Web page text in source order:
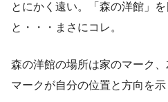
とにかく遠い。「森の洋館」
と・・・まさにコレ。
森の洋館の場所は家のマーク
マークが自分の位置と方向を示